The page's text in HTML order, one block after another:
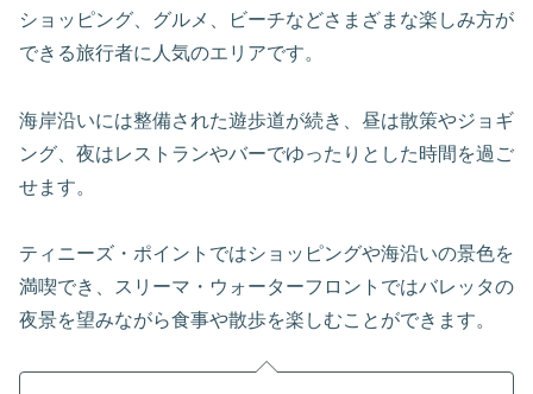
ショッピング、グルメ、ビーチなどさまざまな楽しみ方が
できる旅行者に人気のエリアです。
海岸沿いには整備された遊歩道が続き、昼は散策やジョギ
ング、夜はレストランやバーでゆったりとした時間を過ご
せます。
ティニーズ・ポイントではショッピングや海沿いの景色を
満喫でき、スリーマ・ウォーターフロントではバレッタの
夜景を望みながら食事や散歩を楽しむことができます。